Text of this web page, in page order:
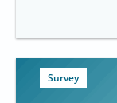
Survey